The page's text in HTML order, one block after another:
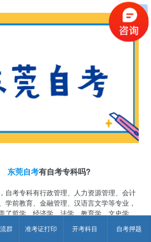
群 准考证打印 开考科目 自考押题
东莞自考有自考专科吗?
考专科有行政管理、人力资源管理、会计
学前教育、金融管理、汉语言文学等专业，
了哲学、经济学、法学、教育学、文史学、